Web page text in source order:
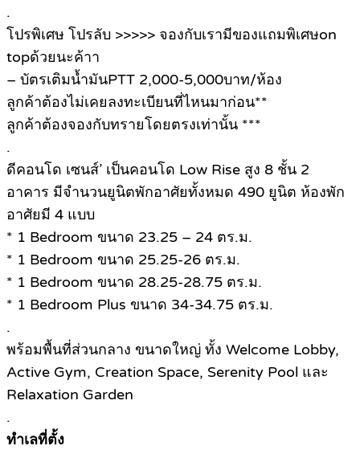
.
โปรพิเศษ โปรลับ >>>>> จองกับเรามีของแถมพิเศษon
topด้วยนะค้าา
– บัตรเติมน้ำมันPTT 2,000-5,000บาท/ห้อง
ลูกค้าต้องไม่เคยลงทะเบียนที่ไหนมาก่อน**
ลูกค้าต้องจองกับทรายโดยตรงเท่านั้น ***
.
ดีคอนโด เซนส์’ เป็นคอนโด Low Rise สูง 8 ชั้น 2
อาคาร มีจำนวนยูนิตพักอาศัยทั้งหมด 490 ยูนิต ห้องพัก
อาศัยมี 4 แบบ
* 1 Bedroom ขนาด 23.25 – 24 ตร.ม.
* 1 Bedroom ขนาด 25.25-26 ตร.ม.
* 1 Bedroom ขนาด 28.25-28.75 ตร.ม.
* 1 Bedroom Plus ขนาด 34-34.75 ตร.ม.
.
พร้อมพื้นที่ส่วนกลาง ขนาดใหญ่ ทั้ง Welcome Lobby,
Active Gym, Creation Space, Serenity Pool และ
Relaxation Garden
.
ทำเลที่ตั้ง